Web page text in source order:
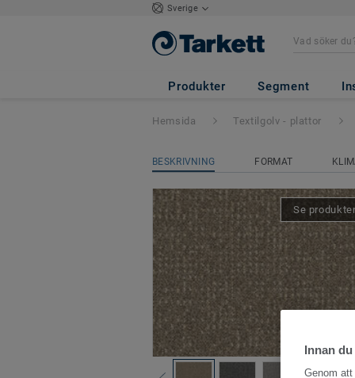
Sverige
Produkter Segment
Desso Enlaced -
Hemsida Textilgolv - plattor
BESKRIVNING FORMAT
Se
Innan
Genom